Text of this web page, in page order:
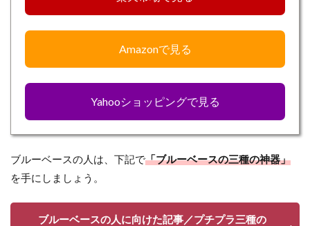
Amazonで見る
Yahooショッピングで見る
ブルーベースの人は、下記で「ブルーベースの三種の神器」
を手にしましょう。
ブルーベースの人に向けた記事／プチプラ三種の